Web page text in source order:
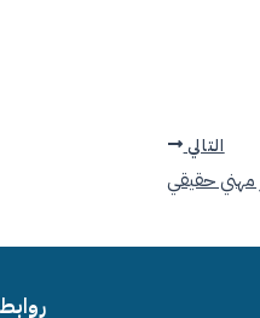
التالي
مهني حقيقي